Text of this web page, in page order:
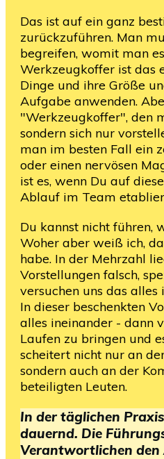
Das ist auf ein ganz
zurückzuführen. Man
begreifen, womit man
Werkzeugkoffer ist das
Dinge und ihre Größe
Aufgabe anwenden.
"Werkzeugkoffer", den
sondern sich nur
man im besten Fall ein
oder einen nervösen
ist es, wenn Du auf
Ablauf im Team
Du kannst nicht führen,
Woher aber weiß ich,
habe. In der Mehrzahl
Vorstellungen falsch,
versuchen uns das
In dieser beschenkten
alles ineinander - dann
Laufen zu bringen und
scheitert nicht nur an
sondern auch an der
beteiligten Leuten.
In der täglichen
dauernd. Die
Verantwortlichen